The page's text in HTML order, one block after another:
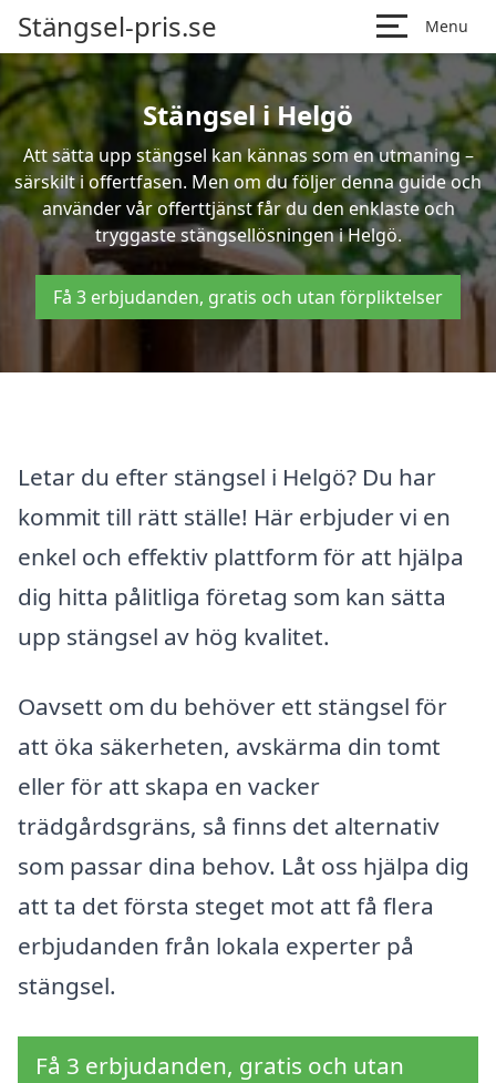
Stängsel-pris.se Menu
Stängsel i Helgö
Att sätta upp stängsel kan kännas som en utmaning –
särskilt i offertfasen. Men om du följer denna guide och
använder vår offerttjänst får du den enklaste och
tryggaste stängsellösningen i Helgö.
Få 3 erbjudanden, gratis och utan förpliktelser
Letar du efter stängsel i Helgö? Du har
kommit till rätt ställe! Här erbjuder vi en
enkel och effektiv plattform för att hjälpa
dig hitta pålitliga företag som kan sätta
upp stängsel av hög kvalitet.
Oavsett om du behöver ett stängsel för
att öka säkerheten, avskärma din tomt
eller för att skapa en vacker
trädgårdsgräns, så finns det alternativ
som passar dina behov. Låt oss hjälpa dig
att ta det första steget mot att få flera
erbjudanden från lokala experter på
stängsel.
Få 3 erbjudanden, gratis och utan